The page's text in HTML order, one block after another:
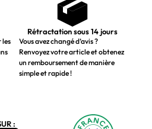
les
Rétractation sous 14 jours
Vous avez changé d’avis ?
Renvoyez votre article et obtenez
un remboursement de manière
simple et rapide !
: